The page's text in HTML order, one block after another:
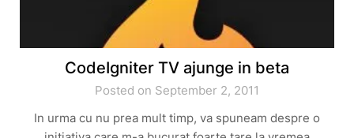
CodeIgniter TV ajunge in beta
Posted on September 2, 2011
In urma cu nu prea mult timp, va spuneam despre o